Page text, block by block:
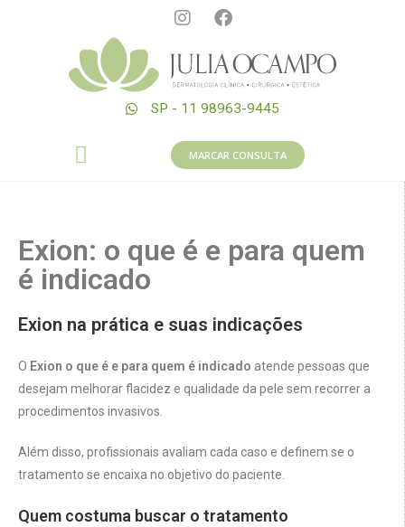
SP - 11 98963-9445
MARCAR CONSULTA
Exion: o que é e para quem
é indicado
Exion na prática e suas indicações
O Exion o que é e para quem é indicado atende pessoas que
desejam melhorar flacidez e qualidade da pele sem recorrer a
procedimentos invasivos.
Além disso, profissionais avaliam cada caso e definem se o
tratamento se encaixa no objetivo do paciente.
Quem costuma buscar o tratamento